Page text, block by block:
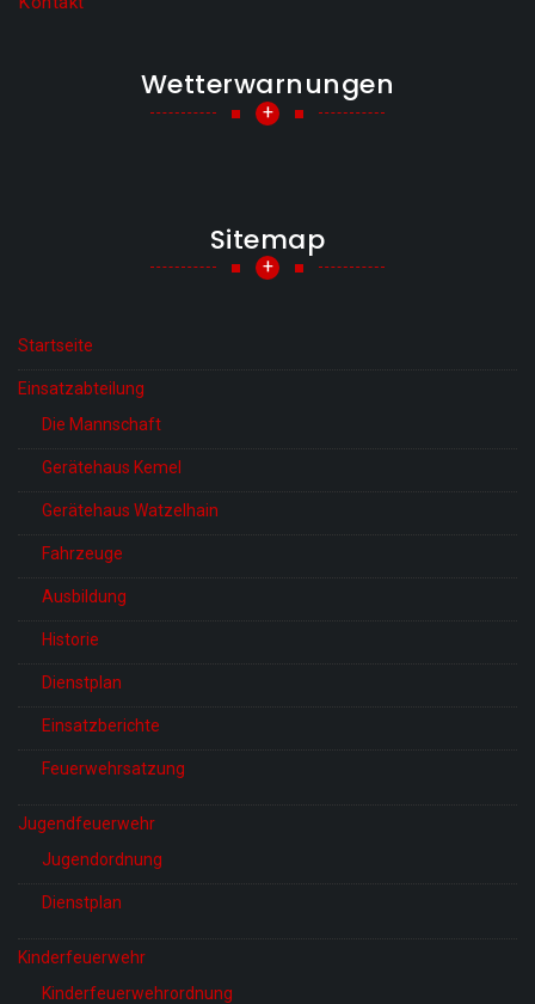
Wetterwarnungen
+
Sitemap
+
Startseite
Einsatzabteilung
Die Mannschaft
Gerätehaus Kemel
Gerätehaus Watzelhain
Fahrzeuge
Ausbildung
Historie
Dienstplan
Einsatzberichte
Feuerwehrsatzung
Jugendfeuerwehr
Jugendordnung
Dienstplan
Kinderfeuerwehr
Kinderfeuerwehrordnung